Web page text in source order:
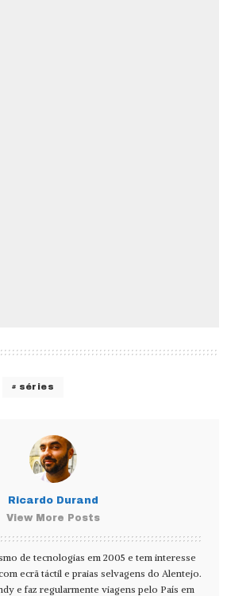
séries
Ricardo Durand
View More Posts
de tecnologias em 2005 e tem interesse
ecrã táctil e praias selvagens do Alentejo.
e faz regularmente viagens pelo País em